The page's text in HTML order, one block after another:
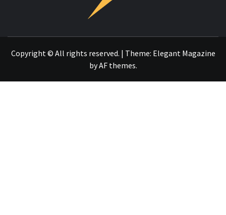
Copyright © All rights reserved. | Theme: Elegant Magazine
byAF themes.